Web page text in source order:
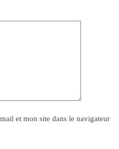
et mon site dans le navigateur